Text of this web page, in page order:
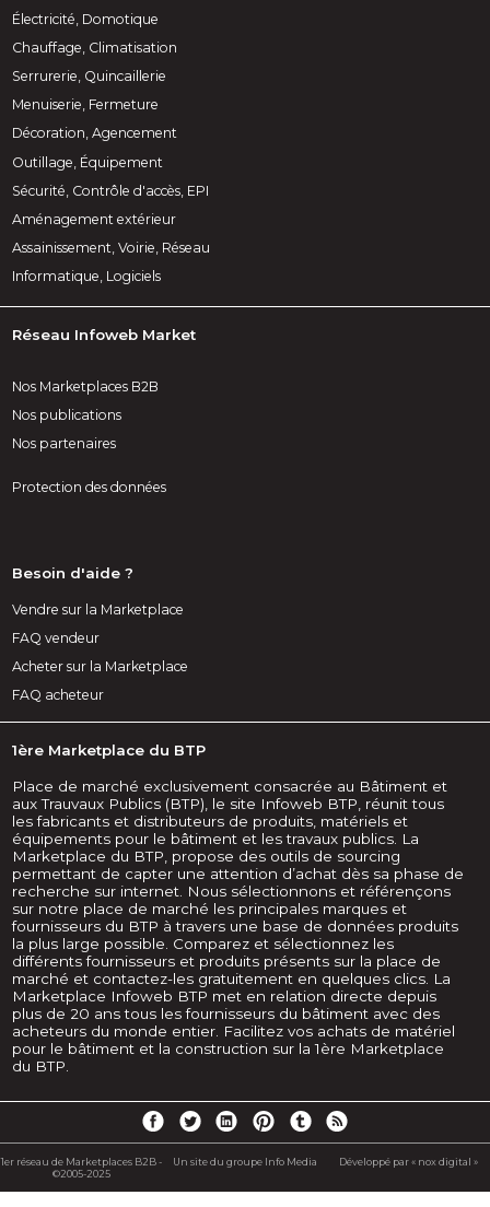
Électricité, Domotique
Chauffage, Climatisation
Serrurerie, Quincaillerie
Menuiserie, Fermeture
Décoration, Agencement
Outillage, Équipement
Sécurité, Contrôle d'accès, EPI
Aménagement extérieur
Assainissement, Voirie, Réseau
Informatique, Logiciels
Réseau Infoweb Market
Nos Marketplaces B2B
Nos publications
Nos partenaires
Protection des données
Besoin d'aide ?
Vendre sur la Marketplace
FAQ vendeur
Acheter sur la Marketplace
FAQ acheteur
1ère Marketplace du BTP
Place de marché exclusivement consacrée au Bâtiment et
aux Trauvaux Publics (BTP), le site Infoweb BTP, réunit tous
les fabricants et distributeurs de produits, matériels et
équipements pour le bâtiment et les travaux publics. La
Marketplace du BTP, propose des outils de sourcing
permettant de capter une attention d’achat dès sa phase de
recherche sur internet. Nous sélectionnons et référençons
sur notre place de marché les principales marques et
fournisseurs du BTP à travers une base de données produits
la plus large possible. Comparez et sélectionnez les
différents fournisseurs et produits présents sur la place de
marché et contactez-les gratuitement en quelques clics. La
Marketplace Infoweb BTP met en relation directe depuis
plus de 20 ans tous les fournisseurs du bâtiment avec des
acheteurs du monde entier. Facilitez vos achats de matériel
pour le bâtiment et la construction sur la 1ère Marketplace
du BTP.
1er réseau de Marketplaces B2B -
©2005-2025
Un site du groupe Info Media Développé par « nox digital »